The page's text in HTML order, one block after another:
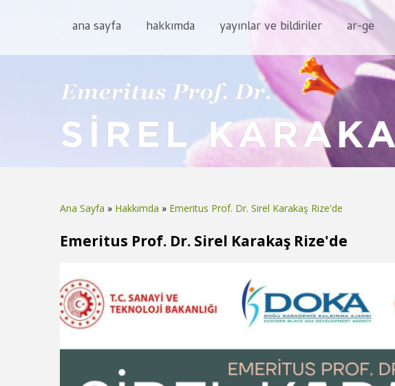
ana sayfa hakkımda yayınlar ve bildiriler ar-ge
Ana Sayfa » Hakkımda » Emeritus Prof. Dr. Sirel Karakaş Rize'de
Emeritus Prof. Dr. Sirel Karakaş Rize'de